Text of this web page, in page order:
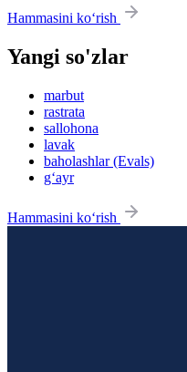
Hammasini ko‘rish
Yangi so'zlar
marbut
rastrata
sallohona
lavak
baholashlar (Evals)
g‘ayr
Hammasini ko‘rish